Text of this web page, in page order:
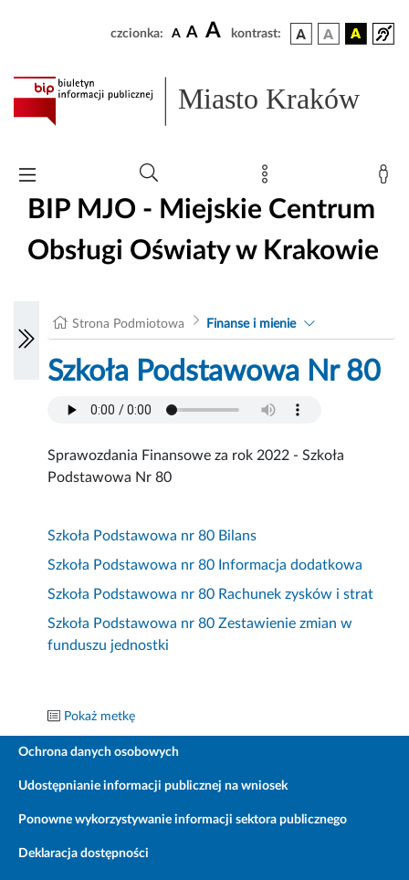
czcionka: A A A kontrast:
Miasto Kraków
BIP MJO - Miejskie Centrum
Obsługi Oświaty w Krakowie
Strona Podmiotowa Finanse i mienie
Szkoła Podstawowa Nr 80
Sprawozdania Finansowe za rok 2022 - Szkoła
Podstawowa Nr 80
Szkoła Podstawowa nr 80 Bilans
Szkoła Podstawowa nr 80 Informacja dodatkowa
Szkoła Podstawowa nr 80 Rachunek zysków i strat
Szkoła Podstawowa nr 80 Zestawienie zmian w
funduszu jednostki
Pokaż metkę
Ochrona danych osobowych
Udostępnianie informacji publicznej na wniosek
Ponowne wykorzystywanie informacji sektora publicznego
Deklaracja dostępności